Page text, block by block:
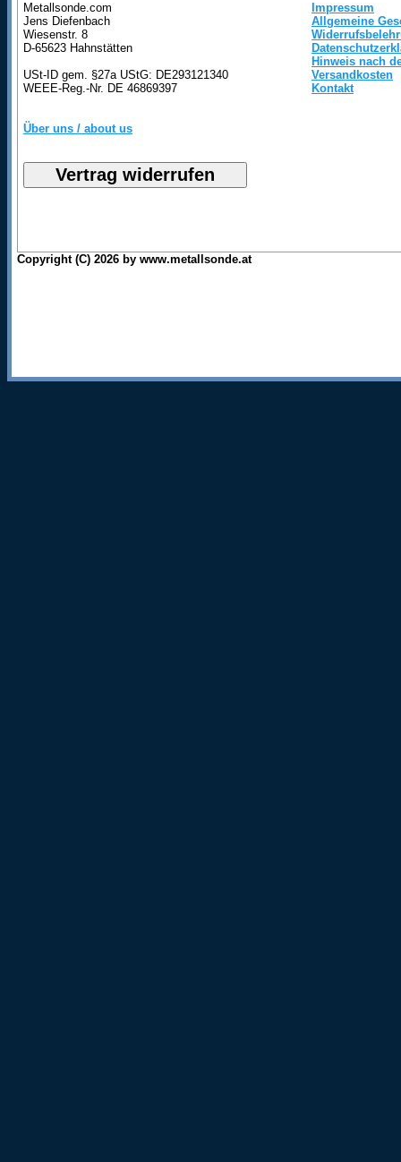
Metallsonde.com
Jens Diefenbach
Wiesenstr. 8
D-65623 Hahnstätten
USt-ID gem. §27a UStG: DE293121340
WEEE-Reg.-Nr. DE 46869397
Über uns / about us
Impressum
Allgemeine
Hinweis nach
Versandkosten
Kontakt
Copyright (C) 2026 by www.metallsonde.at